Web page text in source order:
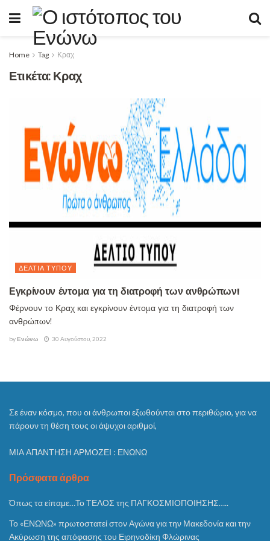
Home Tag Κραχ
Ετικέτα: Κραχ
ΔΕΛΤΊΑ ΤΎΠΟΥ
Εγκρίνουν έντομα για τη διατροφή των ανθρώπων!
Φέρνουν το Κραχ και εγκρίνουν έντομα για τη διατροφή των
ανθρώπων!
byΕνώνω 30 Αυγούστου, 2022
Σε έναν κόσμο, που οι άνθρωποι εξωθούνται στο περιθώριο, για να
πάρουν τη θέση τους οι άψυχοι αριθμοί,
ΜΙΑ ΑΠΑΝΤΗΣΗ ΑΡΜΟΖΕΙ : ΕΝΩΝΩ
Πρόσφατα άρθρα
Όπως τα είπαμε…Το ΤΕΛΟΣ της ΠΑΓΚΟΣΜΙΟΠΟΙΗΣΗΣ…..
Το «ΕΝΩΝΩ» πρωτοστατεί στον Αγώνα για την Μακεδονία και την
Ακύρωση της απόφασης του Ειρηνοδίκη Φλώρινας